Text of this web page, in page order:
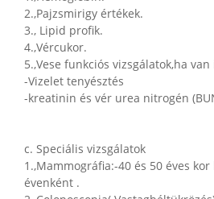
2.,Pajzsmirigy értékek.
3., Lipid profik.
4.,Vércukor.
5.,Vese funkciós vizsgálatok,ha
-Vizelet tenyésztés
-kreatinin és vér urea nitrogén
c. Speciális vizsgálatok
1.,Mammográfia:-40 és 50 éves
évenként .